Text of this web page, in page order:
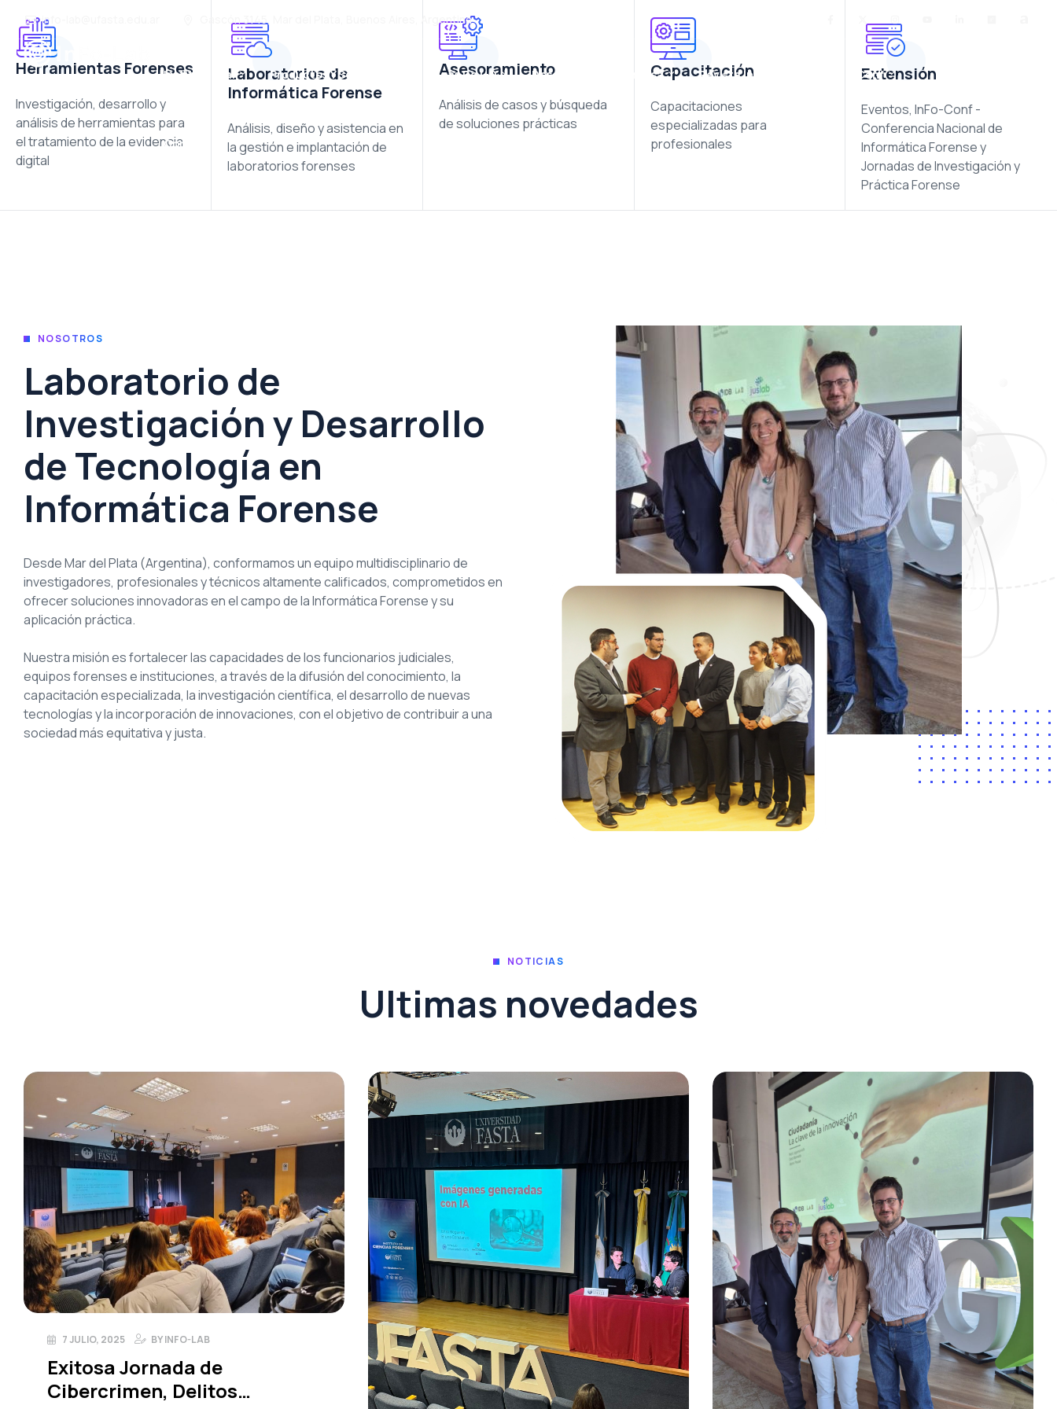
info-lab@ufasta.edu.ar Gascón 3145, Mar del Plata, Buenos Aires, Argentina
Institucional Productos Y Servicios Líneas De I+D Descargas Prensa Revista Info-Cyber InFo-Conf
Contacto
Herramientas Forenses
Investigación, desarrollo y
análisis de herramientas para
el tratamiento de la evidencia
digital
Laboratorios de
Informática Forense
Análisis, diseño y asistencia en
la gestión e implantación de
laboratorios forenses
Asesoramiento
Análisis de casos y búsqueda
de soluciones prácticas
Capacitación
Capacitaciones
especializadas para
profesionales
Extensión
Eventos, InFo-Conf -
Conferencia Nacional de
Informática Forense y
Jornadas de Investigación y
Práctica Forense
Laboratorio de
Investigación y Desarrollo
de Tecnología en
Informática Forense
NOSOTROS
Desde Mar del Plata (Argentina), conformamos un equipo multidisciplinario de
investigadores, profesionales y técnicos altamente calificados, comprometidos en
ofrecer soluciones innovadoras en el campo de la Informática Forense y su
aplicación práctica.
Nuestra misión es fortalecer las capacidades de los funcionarios judiciales,
equipos forenses e instituciones, a través de la difusión del conocimiento, la
capacitación especializada, la investigación científica, el desarrollo de nuevas
tecnologías y la incorporación de innovaciones, con el objetivo de contribuir a una
sociedad más equitativa y justa.
Ultimas novedades
NOTICIAS
19 DICIEMBRE, 2016 BYINFO-LAB
InFo-Lab participó en jornada
interministerial de I+D+i en
Seguridad
LEER MÁS
12 DICIEMBRE, 2016 BYINFO-LAB
InFo-Lab expuso en el 1er.
Simposio Nacional de Ciencia y
Justicia
LEER MÁS